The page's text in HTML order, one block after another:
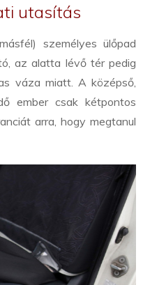
utasítás
személyes ülőpad
az alatta lévő tér pedig
váza miatt. A középső,
ember csak kétpontos
arra, hogy megtanul